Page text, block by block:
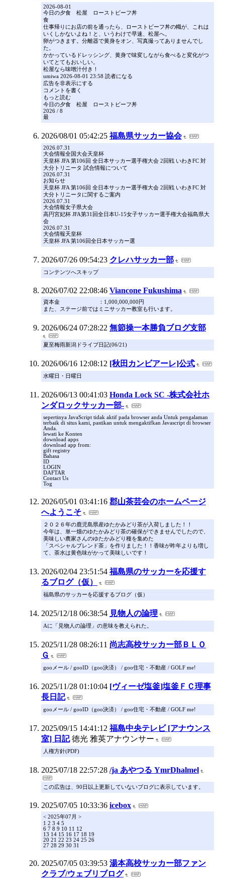
2026-08-01
今日の夕食 松屋 ローストビーフ丼
食
仕事帰りにお店の前を通ったら、ローストビーフ丼の幟が、これは
いくしかないよね！と、いうわけで早速、松屋へ。
卵がつきます。分離器で黄身をオン、写真撮ってありませんでし
た。
かかっているドレッシング、黄身で味変しながら食べると変化がつ
いてとてもおいしい。
松屋なら味噌汁付き！
umiwa 2026-08-01 23:58 読者になる
広告を非表示にする
コメントを書く
もっと読む
今日の夕食 松屋 ローストビーフ丼
2026 / 8
最
2026/08/01 05:42:25 福島県サッカー協会
2026.07.31
大会情報全国大会天皇杯
天皇杯 JFA 第106回 全日本サッカー選手権大会 2回戦 いわきFC 対
大分トリニータ 試合情報について
2026.07.31
お知らせ
天皇杯 JFA 第106回 全日本サッカー選手権大会 2回戦 いわきFC 対
大分トリニータに関するご案内
2026.07.31
大会情報女子県大会
高円宮妃杯 JFA第31回全日本U-15女子サッカー選手権大会福島県大
会
2026.07.31
大会情報天皇杯
天皇杯 JFA 第106回全日本サッカー選
2026/07/26 09:54:23 クレハサッカー部
コンテンツへスキップ
2026/07/02 22:08:46 Viancone Fukushima
資本金 ：1,000,000,000円
また、ステージ前ではミニサッカー教室も行います。
2026/06/24 07:28:22 無節操一本勝負ブログ支部
夏至梅雨新潟ドライブ日記(06/21)
2026/06/16 12:08:12 [秋田カンビアーレ]公式
水曜日・日曜日
2026/06/13 00:41:03 Honda Lock SC -株式会社ホ
ンダロックサッカー部-
sepertinya JavaScript tidak aktif pada browser anda Untuk pengalaman
terbaik di situs kami, pastikan untuk mengaktifkan Javascript di browser
Anda.
lewati ke Konten
download apps
download app from:
gift registry
Bahasa
ID
LOGIN
DAFTAR
Contact Us
Tog
2026/05/01 03:41:16 郡山茶芸会のホームページ
へようこそ
２０２６年の鹿児島県産ゆたかみどり茶が入荷しました！！
今年は、単一畑のゆたかみどり茶の確保ができませんでしたので、
美味しい農家さんのゆたかみどり種を集めた
「スペシャルブレンド茶」を作りました！！香味が昨年よりも増し
て、茶水は黄色味がかって美味しいです！
2026/02/04 23:51:54 福島県のサッカーを応援す
るブログ（仮）
福島県のサッカーを応援するブログ（仮）
2025/12/18 06:38:54 見物人の論理
Aに「見物人の論理」の意味を教えられた。
2025/11/28 08:26:11 尚志高校サッカー部ＢＬＯ
Ｇ
gooメール / gooID（goo決済） / goo住宅・不動産 / GOLF me!
2025/11/28 01:10:04 [ヴィーゼ塩釜]塩釜ＦＣ理事
長日記
gooメール / gooID（goo決済） / goo住宅・不動産 / GOLF me!
2025/09/15 14:41:12 福島中央テレビ [アナウンス
室] 日記 徳光 雅英アナウンサー
人権方針(PDF)
2025/07/18 22:57:28 /ja あやつる YmrDhalmel
この広告は、90日以上更新していないブログに表示しています。
2025/07/05 10:33:36 icebox
< 2025年07月 >
1 2 3 4 5
6 7 8 9 10 11 12
13 14 15 16 17 18 19
20 21 22 23 24 25 26
27 28 29 30 31
2025/07/05 03:39:53 湯本高校サッカー部ファン
クラブ/ウェブリブログ